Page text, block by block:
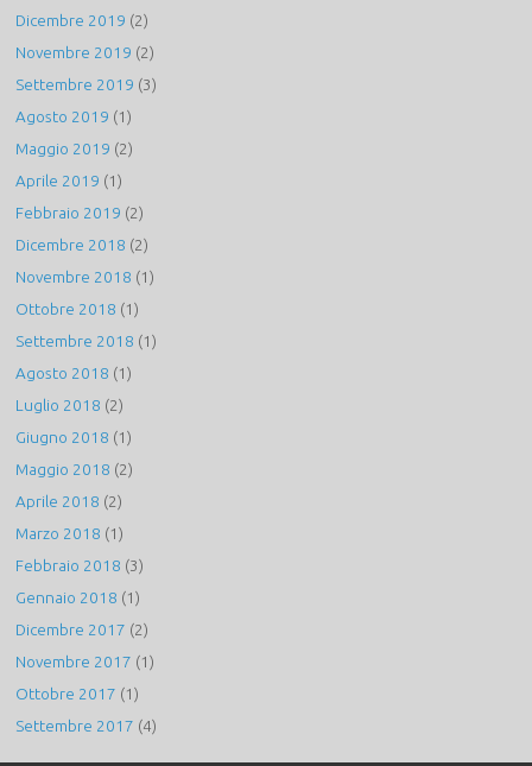
Dicembre 2019 (2)
Novembre 2019 (2)
Settembre 2019 (3)
Agosto 2019 (1)
Maggio 2019 (2)
Aprile 2019 (1)
Febbraio 2019 (2)
Dicembre 2018 (2)
Novembre 2018 (1)
Ottobre 2018 (1)
Settembre 2018 (1)
Agosto 2018 (1)
Luglio 2018 (2)
Giugno 2018 (1)
Maggio 2018 (2)
Aprile 2018 (2)
Marzo 2018 (1)
Febbraio 2018 (3)
Gennaio 2018 (1)
Dicembre 2017 (2)
Novembre 2017 (1)
Ottobre 2017 (1)
Settembre 2017 (4)